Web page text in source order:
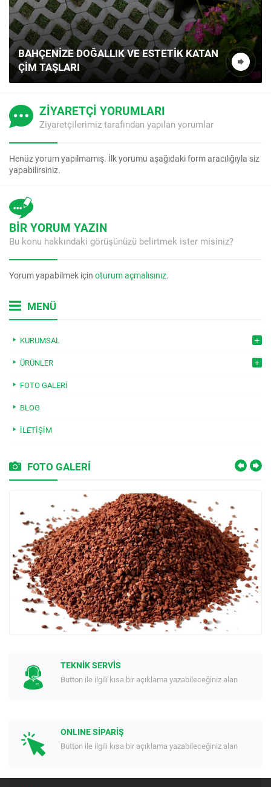
BAHÇENIZE DOĞALLIK VE ESTETIK KATAN
ÇIM TAŞLARI
ZİYARETÇİ YORUMLARI
Ziyaretçilerimiz tarafından yapılan yorumlar
Henüz yorum yapılmamış. İlk yorumu aşağıdaki form aracılığıyla siz
yapabilirsiniz.
BİR YORUM YAZIN
Bu konu hakkındaki görüşünüzü belirtmek ister misiniz?
Yorum yapabilmek için oturum açmalısınız.
MENÜ
KURUMSAL
ÜRÜNLER
FOTO GALERI
BLOG
İLETIŞIM
FOTO GALERİ
TEKNİK SERVİS
Button ile ilgili kısa bir açıklama yazabileceğiniz alan
ONLINE SİPARİŞ
Button ile ilgili kısa bir açıklama yazabileceğiniz alan